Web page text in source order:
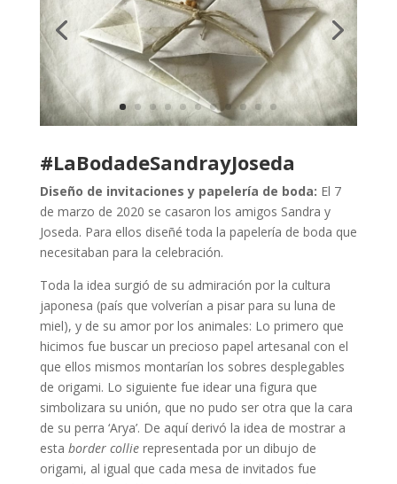
#LaBodadeSandrayJoseda
Diseño de invitaciones y papelería de boda: El 7
de marzo de 2020 se casaron los amigos Sandra y
Joseda. Para ellos diseñé toda la papelería de boda que
necesitaban para la celebración.
Toda la idea surgió de su admiración por la cultura
japonesa (país que volverían a pisar para su luna de
miel), y de su amor por los animales: Lo primero que
hicimos fue buscar un precioso papel artesanal con el
que ellos mismos montarían los sobres desplegables
de origami. Lo siguiente fue idear una figura que
simbolizara su unión, que no pudo ser otra que la cara
de su perra ‘Arya’. De aquí derivó la idea de mostrar a
esta border collierepresentada por un dibujo de
origami, al igual que cada mesa de invitados fue